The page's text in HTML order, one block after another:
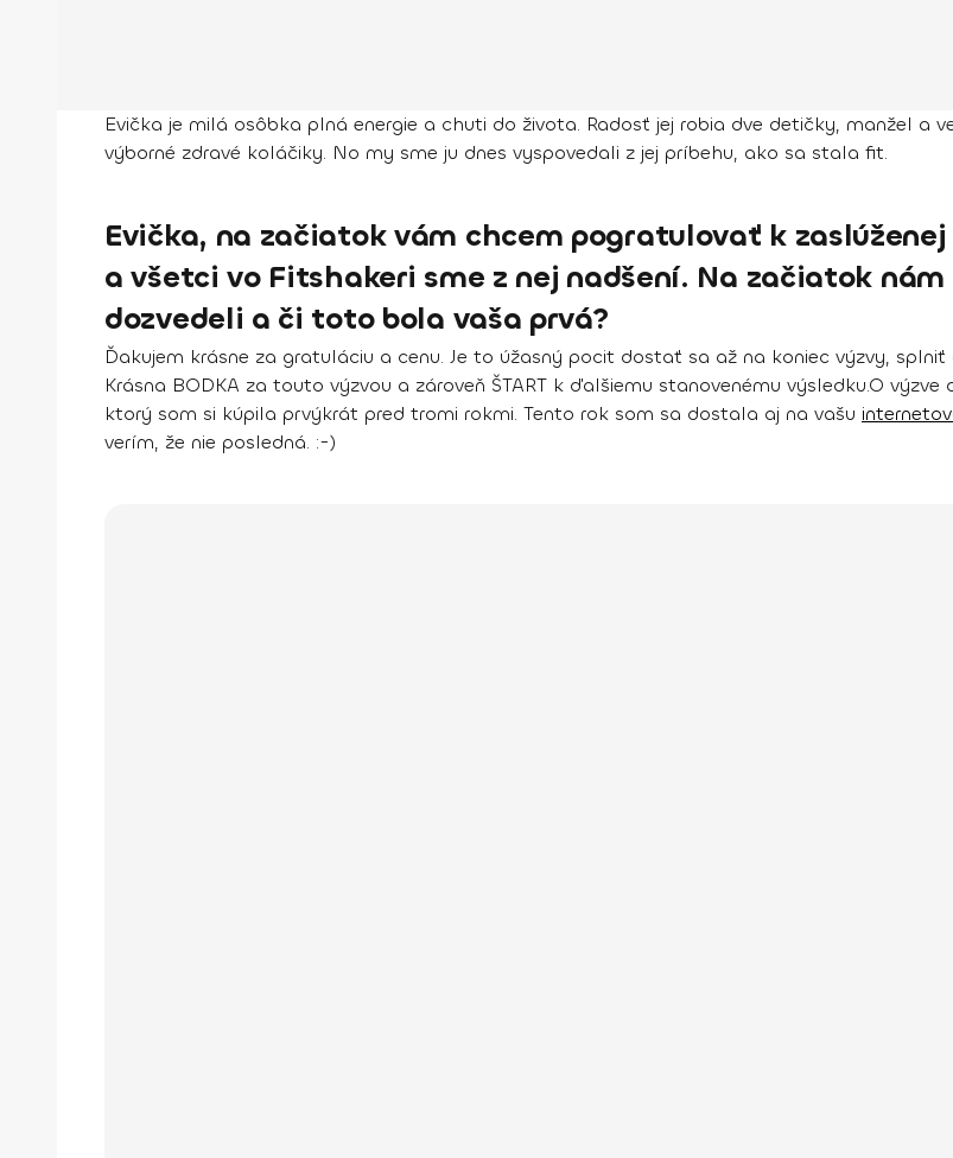
Evička je milá osôbka plná energie a chuti do života. Radosť jej robia dve detičky, manžel a
výborné zdravé koláčiky. No my sme ju dnes vyspovedali z jej príbehu, ako sa stala fit.
Evička, na začiatok vám chcem pogratulovať k
a všetci vo Fitshakeri sme z nej nadšení. Na začiatok
dozvedeli a či toto bola vaša prvá?
Ďakujem krásne za gratuláciu a cenu. Je to úžasný pocit dostať sa až na koniec výzvy,
Krásna BODKA za touto výzvou a zároveň ŠTART k ďalšiemu stanovenému výsledku.O výzve
ktorý som si kúpila prvýkrát pred tromi rokmi. Tento rok som sa dostala aj na vašu
verím, že nie posledná. :-)